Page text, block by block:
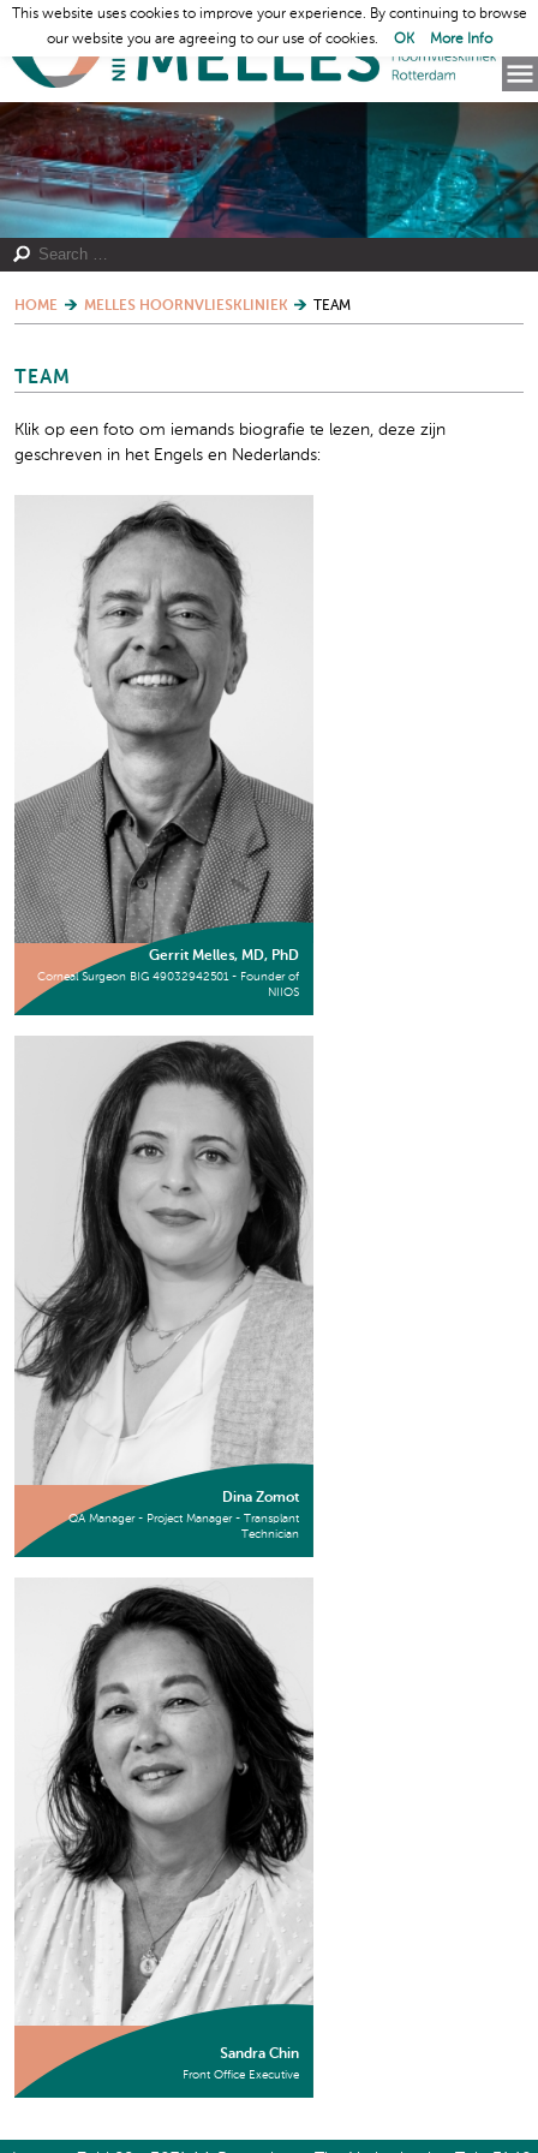
HOME MELLES HOORNVLIESKLINIEK TEAM
TEAM
Klik op een foto om iemands biografie te lezen, deze zijn
geschreven in het Engels en Nederlands:
Gerrit Melles, MD, PhD
Corneal Surgeon BIG 49032942501 - Founder of
NIIOS
Dina Zomot
QA Manager - Project Manager - Transplant
Technician
Sandra Chin
Front Office Executive
This website uses cookies to improve your experience. By continuing to browse
our website you are agreeing to our use of cookies.
OK More Info